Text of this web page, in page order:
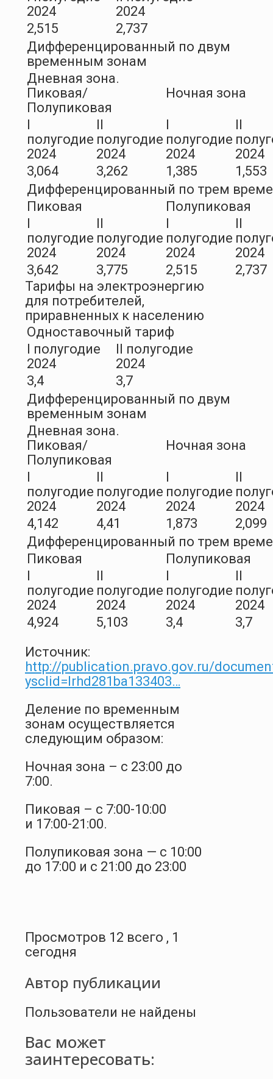
2024
2024
2,515
2,737
Дифференцированный по двум
временным зонам
Дневная зона.
Пиковая/
Полупиковая
Ночная зона
полугодие
2024
полугодие
2024
полугодие
2024
2024
3,064
3,262 1,385
1,553
Дифференцированный по трем
Пиковая
Полупиковая
полугодие
2024
полугодие
2024
полугодие
2024
2024
3,642
3,775 2,515
2,737
Тарифы на электроэнергию
для потребителей,
приравненных к населению
Одноставочный тариф
I полугодие
2024
II полугодие
2024
3,4
3,7
Дифференцированный по двум
временным зонам
Дневная зона.
Пиковая/
Полупиковая
Ночная зона
полугодие
2024
полугодие
2024
полугодие
2024
2024
4,142
4,41 1,873
2,099
Дифференцированный по трем
Пиковая
Полупиковая
полугодие
2024
полугодие
2024
полугодие
2024
2024
4,924
5,103 3,4
3,7
Источник:
http://publication.pravo.gov.ru/
ysclid=lrhd281ba133403…
Деление по временным
зонам осуществляется
следующим образом:
Ночная зона – с 23:00 до
7:00.
Пиковая – с 7:00-10:00
и 17:00-21:00.
Полупиковая зона — с 10:00
до 17:00 и с 21:00 до 23:00
Просмотров 12 всего , 1
сегодня
Автор публикации
Пользователи не найдены
Вас может
заинтересовать: